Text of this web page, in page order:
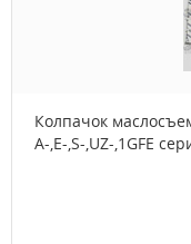
Колпачок
A-,E-,S-,UZ-,1GFE